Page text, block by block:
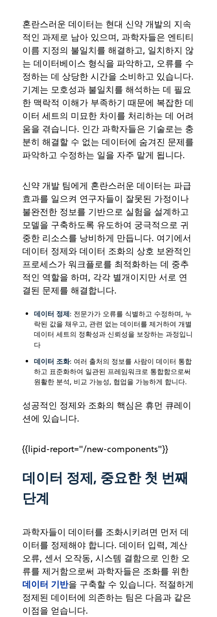
혼란스러운 데이터는 현대 신약 개발의 지속
적인 과제로 남아 있으며, 과학자들은 엔티티
이름 지정의 불일치를 해결하고, 일치하지 않
는 데이터베이스 형식을 파악하고, 오류를 수
정하는 데 상당한 시간을 소비하고 있습니다.
기계는 모호성과 불일치를 해석하는 데 필요
한 맥락적 이해가 부족하기 때문에 복잡한 데
이터 세트의 미묘한 차이를 처리하는 데 어려
움을 겪습니다. 인간 과학자들은 기술로는 충
분히 해결할 수 없는 데이터에 숨겨진 문제를
파악하고 수정하는 일을 자주 맡게 됩니다.
신약 개발 팀에게 혼란스러운 데이터는 파급
효과를 일으켜 연구자들이 잘못된 가정이나
불완전한 정보를 기반으로 실험을 설계하고
모델을 구축하도록 유도하여 궁극적으로 귀
중한 리소스를 낭비하게 만듭니다. 여기에서
데이터 정제와 데이터 조화의 상호 보완적인
프로세스가 워크플로를 최적화하는 데 중추
적인 역할을 하며, 각각 별개이지만 서로 연
결된 문제를 해결합니다.
데이터 정제: 전문가가 오류를 식별하고 수정하며, 누
락된 값을 채우고, 관련 없는 데이터를 제거하여 개별
데이터 세트의 정확성과 신뢰성을 보장하는 과정입니
다
데이터 조화: 여러 출처의 정보를 사람이 데이터 통합
하고 표준화하여 일관된 프레임워크로 통합함으로써
원활한 분석, 비교 가능성, 협업을 가능하게 합니다.
성공적인 정제와 조화의 핵심은 휴먼 큐레이
션에 있습니다.
{{lipid-report="/new-components"}}
데이터 정제, 중요한 첫 번째
단계
과학자들이 데이터를 조화시키려면 먼저 데
이터를 정제해야 합니다. 데이터 입력, 계산
오류, 센서 오작동, 시스템 결함으로 인한 오
류를 제거함으로써 과학자들은 조화를 위한
데이터 기반을 구축할 수 있습니다. 적절하게
정제된 데이터에 의존하는 팀은 다음과 같은
이점을 얻습니다.